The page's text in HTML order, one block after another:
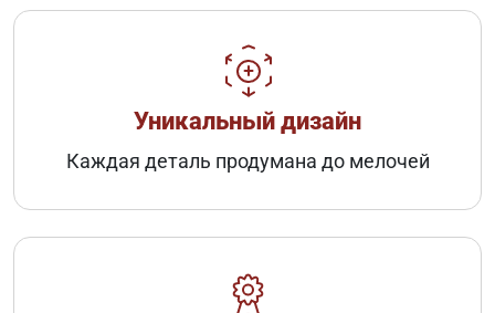
Уникальный дизайн
Каждая деталь продумана до мелочей